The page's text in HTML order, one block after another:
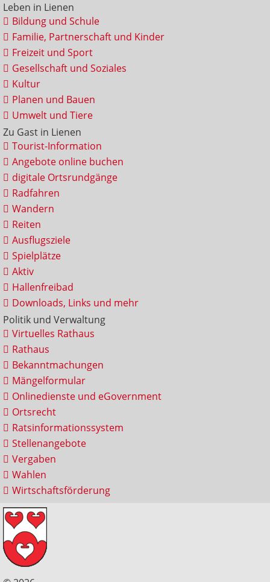
Leben in Lienen
Bildung und Schule
Familie, Partnerschaft und Kinder
Freizeit und Sport
Gesellschaft und Soziales
Kultur
Planen und Bauen
Umwelt und Tiere
Zu Gast in Lienen
Tourist-Information
Angebote online buchen
digitale Ortsrundgänge
Radfahren
Wandern
Reiten
Ausflugsziele
Spielplätze
Aktiv
Hallenfreibad
Downloads, Links und mehr
Politik und Verwaltung
Virtuelles Rathaus
Rathaus
Bekanntmachungen
Mängelformular
Onlinedienste und eGovernment
Ortsrecht
Ratsinformationssystem
Stellenangebote
Vergaben
Wahlen
Wirtschaftsförderung